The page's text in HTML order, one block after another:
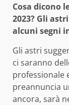
Cosa dicono
2023? Gli
alcuni segni
Gli astri
ci saranno
professionale
preannuncia
ancora, sarà